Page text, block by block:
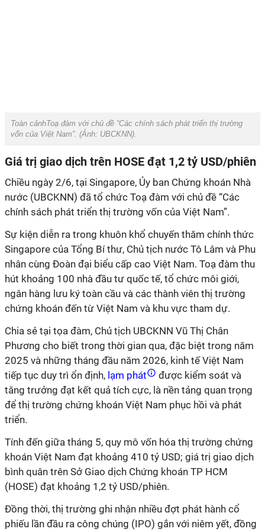
Toàn cảnhToạ đàm với chủ đề “Các chính sách phát triển thị trường
vốn của Việt Nam”. (Ảnh: UBCKNN).
Giá trị giao dịch trên HOSE đạt 1,2 tỷ USD/phiên
Chiều ngày 2/6, tại Singapore, Ủy ban Chứng khoán Nhà
nước (UBCKNN) đã tổ chức Toạ đàm với chủ đề “Các
chính sách phát triển thị trường vốn của Việt Nam”.
Sự kiện diễn ra trong khuôn khổ chuyến thăm chính thức
Singapore của Tổng Bí thư, Chủ tịch nước Tô Lâm và Phu
nhân cùng Đoàn đại biểu cấp cao Việt Nam. Toạ đàm thu
hút khoảng 100 nhà đầu tư quốc tế, tổ chức môi giới,
ngân hàng lưu ký toàn cầu và các thành viên thị trường
chứng khoán đến từ Việt Nam và khu vực tham dự.
Chia sẻ tại tọa đàm, Chủ tịch UBCKNN Vũ Thị Chân
Phương cho biết trong thời gian qua, đặc biệt trong năm
2025 và những tháng đầu năm 2026, kinh tế Việt Nam
tiếp tục duy trì ổn định, lạm phát
được kiểm soát và
tăng trưởng đạt kết quả tích cực, là nền tảng quan trọng
để thị trường chứng khoán Việt Nam phục hồi và phát
triển.
Tính đến giữa tháng 5, quy mô vốn hóa thị trường chứng
khoán Việt Nam đạt khoảng 410 tỷ USD; giá trị giao dịch
bình quân trên Sở Giao dịch Chứng khoán TP HCM
(HOSE) đạt khoảng 1,2 tỷ USD/phiên.
Đồng thời, thị trường ghi nhận nhiều đợt phát hành cổ
phiếu lần đầu ra công chúng (IPO) gắn với niêm yết, đồng